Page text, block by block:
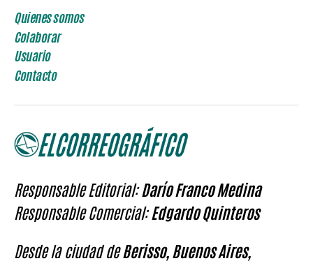
entradas
Quienes somos
Colaborar
Usuario
Contacto
Responsable Editorial:Darío Franco Medina
Responsable Comercial:Edgardo Quinteros
Desde la ciudad deBerisso, Buenos Aires,